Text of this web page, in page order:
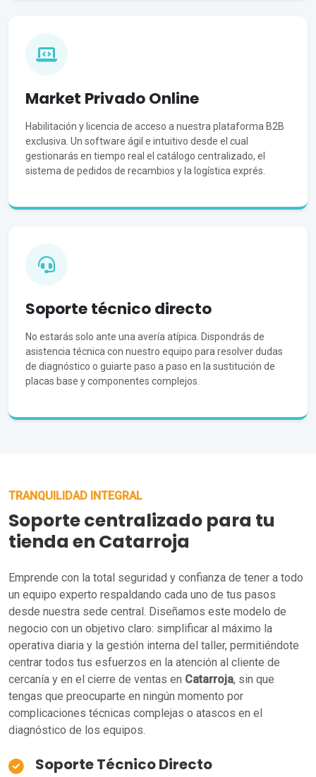
Market Privado Online
Habilitación y licencia de acceso a nuestra plataforma B2B
exclusiva. Un software ágil e intuitivo desde el cual
gestionarás en tiempo real el catálogo centralizado, el
sistema de pedidos de recambios y la logística exprés.
Soporte técnico directo
No estarás solo ante una avería atípica. Dispondrás de
asistencia técnica con nuestro equipo para resolver dudas
de diagnóstico o guiarte paso a paso en la sustitución de
placas base y componentes complejos.
TRANQUILIDAD INTEGRAL
Soporte centralizado para tu
tienda en Catarroja
Emprende con la total seguridad y confianza de tener a todo
un equipo experto respaldando cada uno de tus pasos
desde nuestra sede central. Diseñamos este modelo de
negocio con un objetivo claro: simplificar al máximo la
operativa diaria y la gestión interna del taller, permitiéndote
centrar todos tus esfuerzos en la atención al cliente de
cercanía y en el cierre de ventas en Catarroja, sin que
tengas que preocuparte en ningún momento por
complicaciones técnicas complejas o atascos en el
diagnóstico de los equipos.
Soporte Técnico Directo